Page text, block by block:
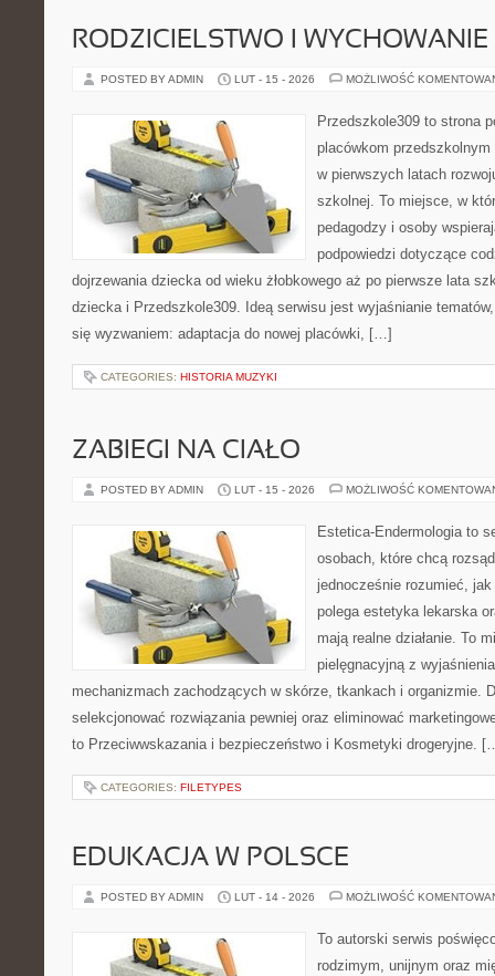
RODZICIELSTWO I WYCHOWANIE
POSTED BY ADMIN LUT - 15 - 2026 MOŻLIWOŚĆ
Przedszkole309 to strona
placówkom
w pierwszych latach
szkolnej. To miejsce, w
pedagodzy i osoby
podpowiedzi dotyczące
dojrzewania dziecka od wieku żłobkowego aż po pierwsze lata
dziecka i Przedszkole309. Ideą serwisu jest wyjaśnianie
się wyzwaniem: adaptacja do nowej placówki, […]
CATEGORIES: HISTORIA MUZYKI
ZABIEGI NA CIAŁO
POSTED BY ADMIN LUT - 15 - 2026 MOŻLIWOŚĆ
Estetica-Endermologia to
osobach, które chcą
jednocześnie rozumieć,
polega estetyka lekarska
mają realne działanie. To
pielęgnacyjną z
mechanizmach zachodzących w skórze, tkankach i organizmie.
selekcjonować rozwiązania pewniej oraz eliminować
to Przeciwwskazania i bezpieczeństwo i Kosmetyki drogeryjne.
CATEGORIES: FILETYPES
EDUKACJA W POLSCE
POSTED BY ADMIN LUT - 14 - 2026 MOŻLIWOŚĆ
To autorski serwis
rodzimym, unijnym oraz